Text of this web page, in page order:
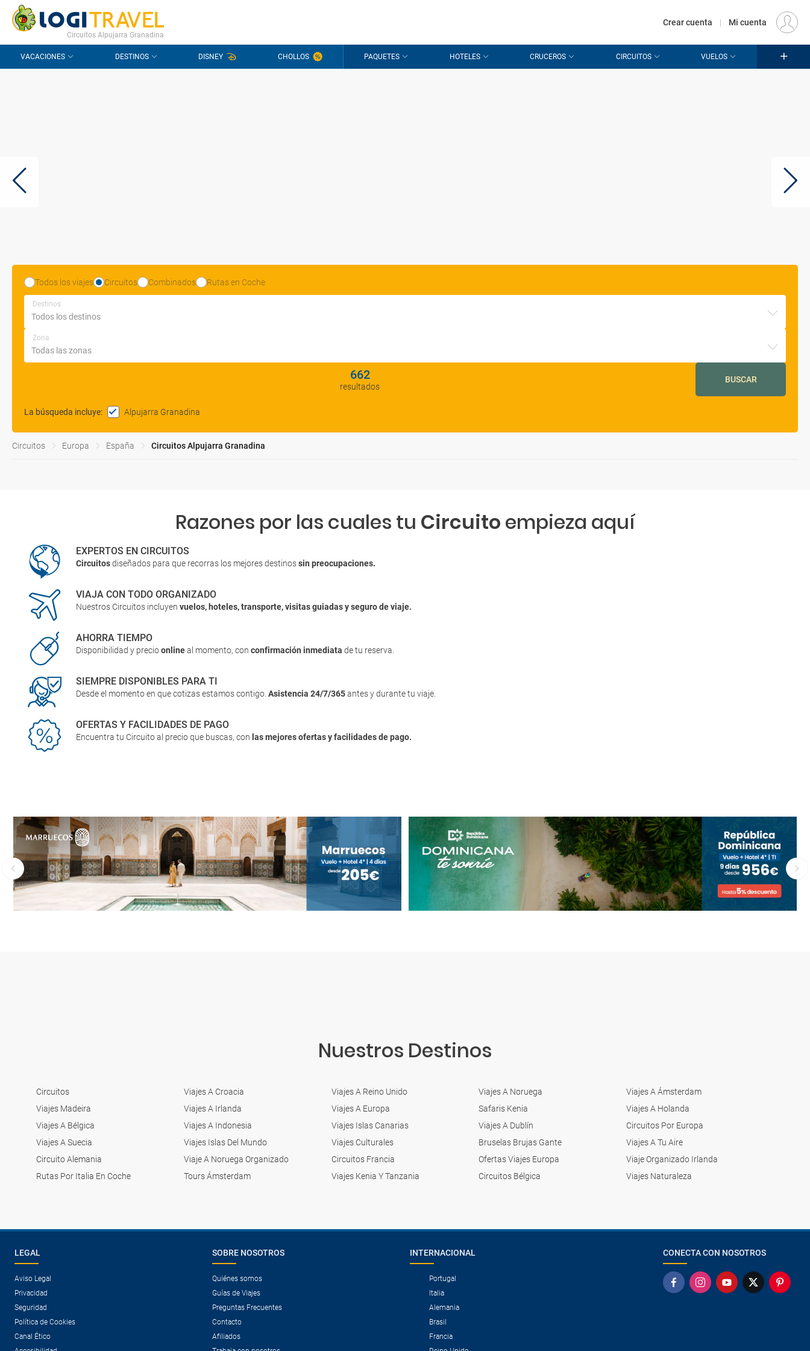
CONTACTO PREGUNTAS FRECUENTES EUR
Circuitos Alpujarra Granadina
Crear cuenta | Mi cuenta
VACACIONES DESTINOS DISNEY CHOLLOS PAQUETES HOTELES CRUCEROS CIRCUITOS VUELOS
Todos los viajes Circuitos Combinados Rutas en Coche
Destinos
Zona
662
resultados
BUSCAR
La búsqueda incluye: Alpujarra Granadina
Circuitos Europa España Circuitos Alpujarra Granadina
Razones por las cuales tu Circuito empieza aquí
EXPERTOS EN CIRCUITOS
Circuitosdiseñados para que recorras los mejores destinossin preocupaciones.
VIAJA CON TODO ORGANIZADO
Nuestros Circuitos incluyenvuelos, hoteles, transporte, visitas guiadas y seguro de viaje.
AHORRA TIEMPO
Disponibilidad y precioonlineal momento, conconfirmación inmediatade tu reserva.
SIEMPRE DISPONIBLES PARA TI
Desde el momento en que cotizas estamos contigo.Asistencia 24/7/365antes y durante tu viaje.
OFERTAS Y FACILIDADES DE PAGO
Encuentra tu Circuito al precio que buscas, con las mejores ofertas y facilidades de pago.
Nuestros Destinos
Circuitos Viajes A Croacia Viajes A Reino Unido Viajes A Noruega
Viajes A Ámsterdam
Viajes Madeira
Viajes A Irlanda Viajes A Europa Safaris Kenia
Viajes A Holanda
Viajes A Bélgica
Viajes A Indonesia Viajes Islas Canarias Viajes A Dublín
Circuitos Por Europa
Viajes A Suecia
Viajes Islas Del Mundo Viajes Culturales Bruselas Brujas Gante
Viajes A Tu Aire
Circuito Alemania
Viaje A Noruega Organizado Circuitos Francia Ofertas Viajes Europa
Viaje Organizado Irlanda
Rutas Por Italia En Coche
Tours Ámsterdam Viajes Kenia Y Tanzania Circuitos Bélgica Viajes Naturaleza
LEGAL
Aviso Legal
Privacidad
Seguridad
Política de Cookies
Canal Ético
SOBRE NOSOTROS
Quiénes somos
Guías de Viajes
Preguntas Frecuentes
Contacto
Afiliados
INTERNACIONAL
Portugal
Italia
Alemania
Brasil
Francia
CONECTA CON NOSOTROS